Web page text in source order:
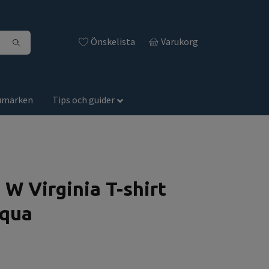
Önskelista Varukorg
Tips och guider
W Virginia T-shirt